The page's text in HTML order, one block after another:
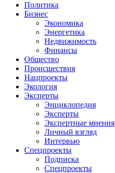
Политика
Бизнес
Экономика
Энергетика
Недвижимость
Финансы
Общество
Происшествия
Нацпроекты
Экология
Эксперты
Энциклопедия
Эксперты
Экспертные мнения
Личный взгляд
Интервью
Спецпроекты
Подписка
Спецпроекты